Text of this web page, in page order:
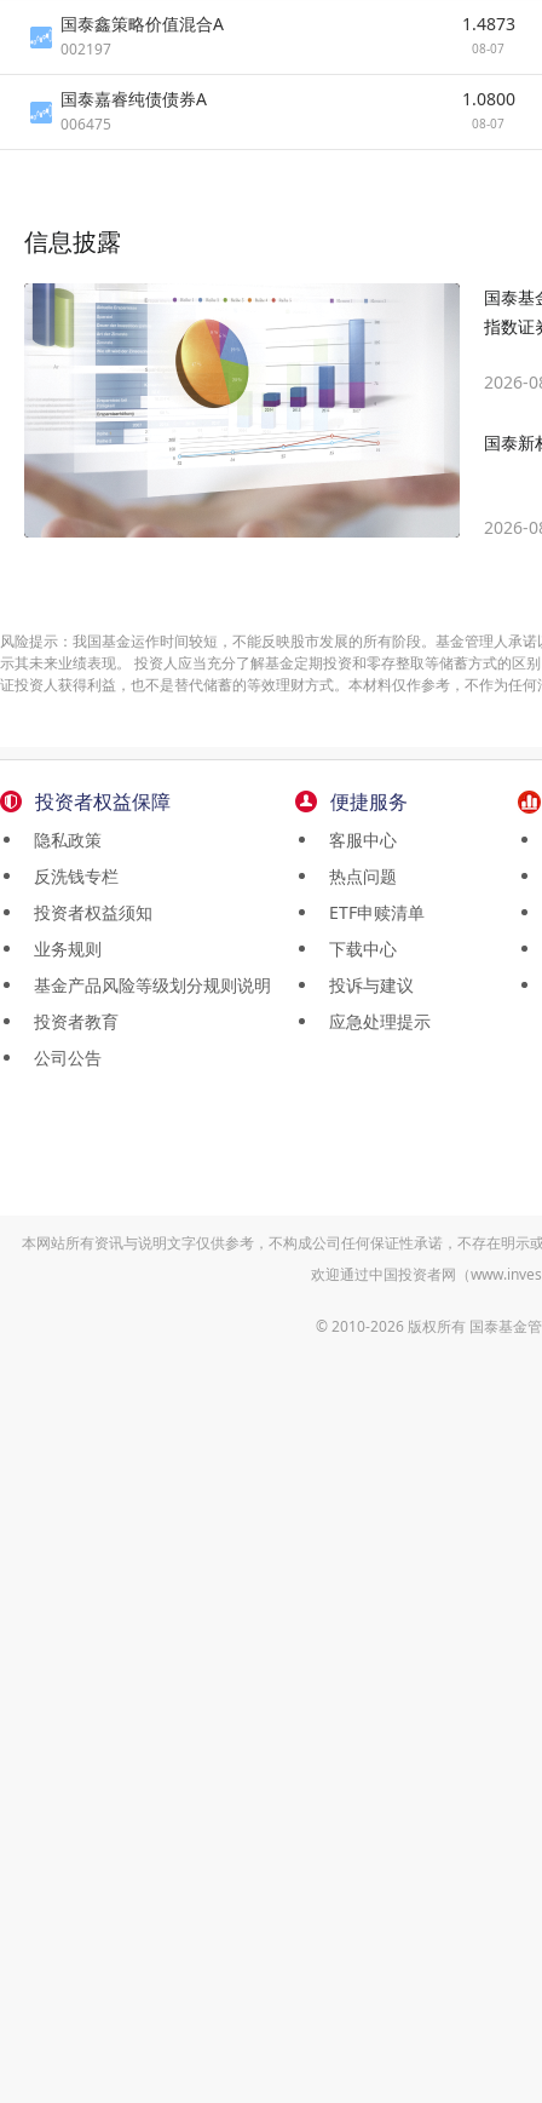
国泰鑫策略价值混合A
002197
1.4873
08-07
国泰嘉睿纯债债券A
006475
1.0800
08-07
信息披露
国泰基
指数证
2026-
国泰新
2026-
风险提示：我国基金运作时间较短，不能反映股市发展的所有阶段。基金管理人承
示其未来业绩表现。 投资人应当充分了解基金定期投资和零存整取等储蓄方式的
证投资人获得利益，也不是替代储蓄的等效理财方式。本材料仅作参考，不作为任
投资者权益保障
隐私政策
反洗钱专栏
投资者权益须知
业务规则
基金产品风险等级划分规则说明
投资者教育
公司公告
便捷服务
客服中心
热点问题
ETF申赎清单
下载中心
投诉与建议
应急处理提示
本网站所有资讯与说明文字仅供参考，不构成公司任何保证性承诺，不存在明
欢迎通过中国投资者网（
© 2010-2026 版权所有 国泰基金